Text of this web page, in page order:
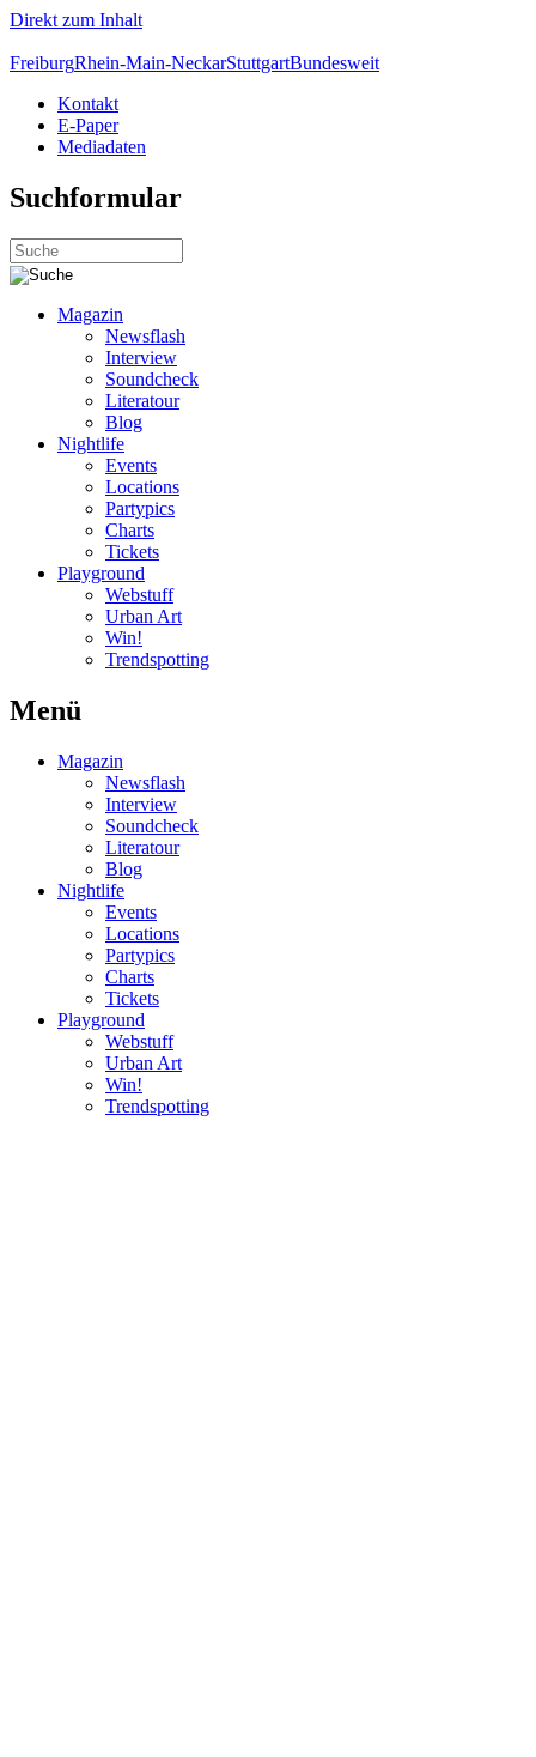
Direkt zum Inhalt
FreiburgRhein-Main-NeckarStuttgartBundesweit
Kontakt
E-Paper
Mediadaten
Suchformular
Magazin
Newsflash
Interview
Soundcheck
Literatour
Blog
Nightlife
Events
Locations
Partypics
Charts
Tickets
Playground
Webstuff
Urban Art
Win!
Trendspotting
Menü
Magazin
Newsflash
Interview
Soundcheck
Literatour
Blog
Nightlife
Events
Locations
Partypics
Charts
Tickets
Playground
Webstuff
Urban Art
Win!
Trendspotting